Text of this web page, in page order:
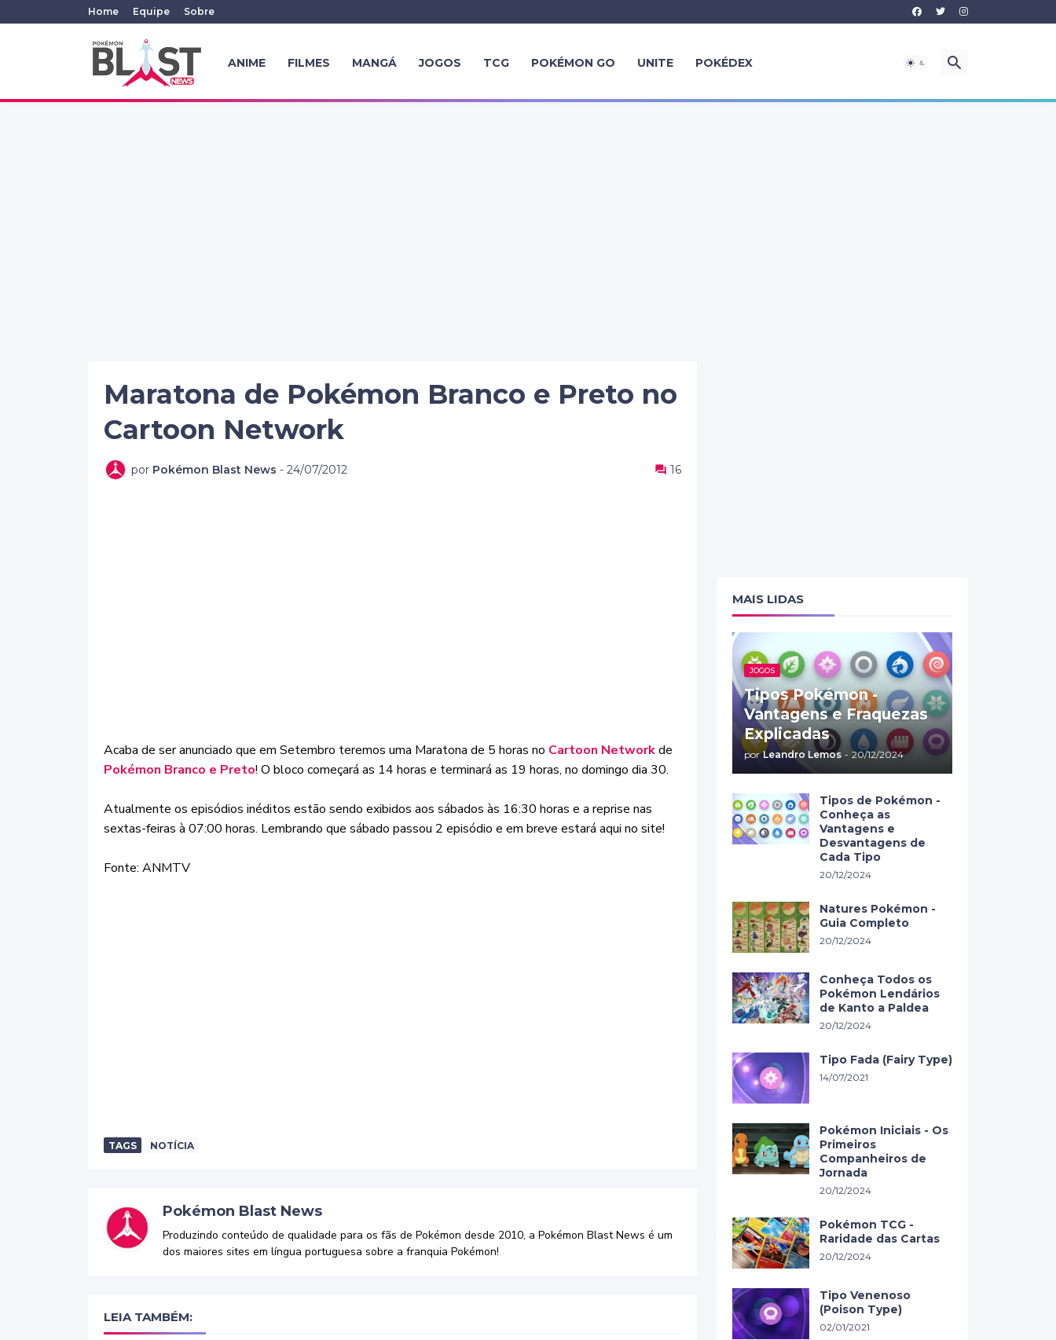
Home Equipe Sobre
ANIME FILMES MANGÁ JOGOS TCG POKÉMON GO UNITE POKÉDEX
Maratona de Pokémon Branco e Preto no
Cartoon Network
por Pokémon Blast News - 24/07/2012 16
Acaba de ser anunciado que em Setembro teremos uma Maratona de 5 horas no Cartoon Networkde
Pokémon Branco e Preto! O bloco começará as 14 horas e terminará as 19 horas, no domingo dia 30.
Atualmente os episódios inéditos estão sendo exibidos aos sábados às 16:30 horas e a reprise nas
sextas-feiras à 07:00 horas. Lembrando que sábado passou 2 episódio e em breve estará aqui no site!
Fonte: ANMTV
TAGS NOTÍCIA
Pokémon Blast News
Produzindo conteúdo de qualidade para os fãs de Pokémon desde 2010, a Pokémon Blast News é um
dos maiores sites em língua portuguesa sobre a franquia Pokémon!
LEIA TAMBÉM:
MAIS LIDAS
JOGOS
Tipos Pokémon -
Vantagens e Fraquezas
Explicadas
por Leandro Lemos - 20/12/2024
Tipos de Pokémon -
Conheça as
Vantagens e
Desvantagens de
Cada Tipo
20/12/2024
Natures Pokémon -
Guia Completo
20/12/2024
Conheça Todos os
Pokémon Lendários
de Kanto a Paldea
20/12/2024
Tipo Fada (Fairy Type)
14/07/2021
Pokémon Iniciais - Os
Primeiros
Companheiros de
Jornada
20/12/2024
Pokémon TCG -
Raridade das Cartas
20/12/2024
Tipo Venenoso
(Poison Type)
02/01/2021